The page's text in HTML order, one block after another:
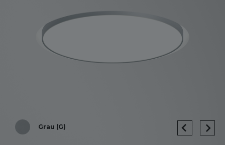
Grau (G)